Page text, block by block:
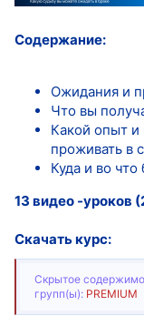
Содержание:
Ожидания и
Что вы
Какой опыт и
проживать в
Куда и во
13 видео -уроков
Скачать курс:
Скрытое
групп(ы): PREMIUM